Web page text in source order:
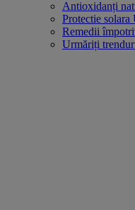
Antioxidanți
Protectie solara
Remedii
Urmăriți